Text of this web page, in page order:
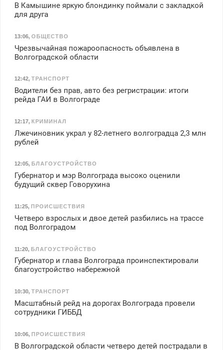
В Камышине яркую блондинку поймали с закладкой
для друга
13:06, ОБЩЕСТВО
Чрезвычайная пожароопасность объявлена в
Волгоградской области
12:42, ТРАНСПОРТ
Водители без прав, авто без регристрации: итоги
рейда ГАИ в Волгограде
12:17, КРИМИНАЛ
Лжечиновник украл у 82-летнего волгоградца 2,3 млн
рублей
12:05, БЛАГОУСТРОЙСТВО
Губернатор и мэр Волгограда высоко оценили
будущий сквер Говорухина
11:25, ПРОИСШЕСТВИЯ
Четверо взрослых и двое детей разбились на трассе
под Волгоградом
11:20, БЛАГОУСТРОЙСТВО
Губернатор и глава Волгограда проинспектировали
благоустройство набережной
10:30, ТРАНСПОРТ
Масштабный рейд на дорогах Волгограда провели
сотрудники ГИББД
10:06, ПРОИСШЕСТВИЯ
В Волгоградской области четверо детей пострадали в